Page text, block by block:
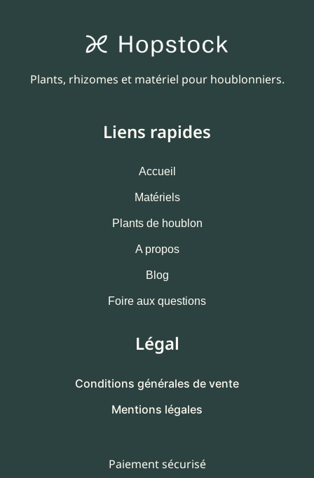
Plants, rhizomes et matériel pour houblonniers.
Liens rapides
Accueil
Matériels
Plants de houblon
A propos
Blog
Foire aux questions
Légal
Conditions générales de vente
Mentions légales
Paiement sécurisé